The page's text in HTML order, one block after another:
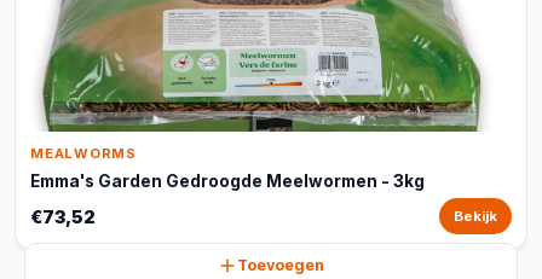
MEALWORMS
Emma's Garden Gedroogde Meelwormen - 3kg
€73,52 Bekijk
Toevoegen